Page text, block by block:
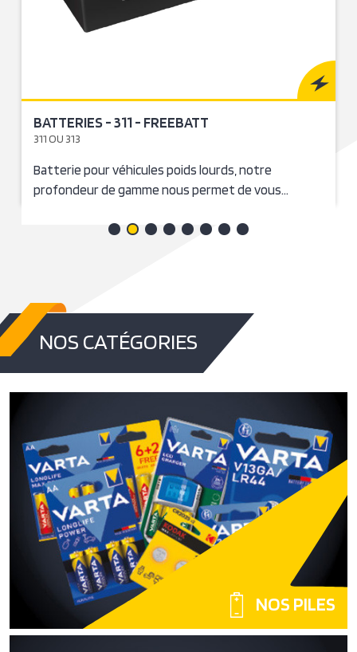
BATTERIES - YB14L-B2 - YUASA
YB14L-B2
Batterie moto, conçue pour une répondre à un
cahier des charges exigent. Nos batteries…
NOS CATÉGORIES
NOS PILES